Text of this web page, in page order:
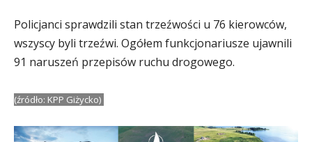
Policjanci sprawdzili stan trzeźwości u 76 kierowców,
wszyscy byli trzeźwi. Ogółem funkcjonariusze ujawnili
91 naruszeń przepisów ruchu drogowego.
(źródło: KPP Giżycko)